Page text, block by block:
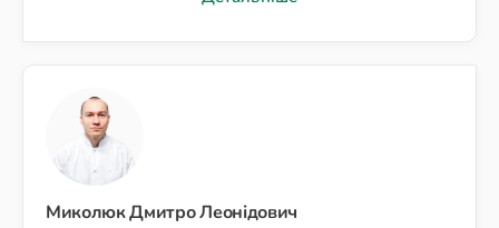
Миколюк Дмитро Леонідович